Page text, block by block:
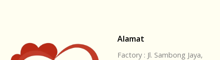
Alamat
Factory : Jl. Sambong Jaya,